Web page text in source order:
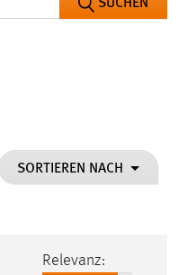
SORTIEREN NACH
Relevanz: